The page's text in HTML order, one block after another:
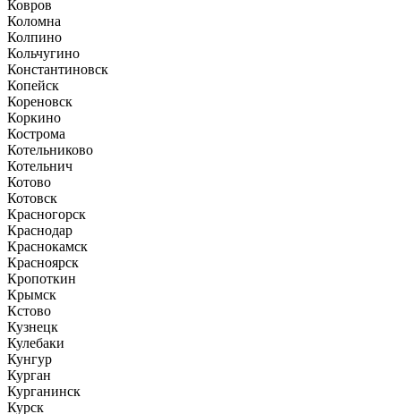
Ковров
Коломна
Колпино
Кольчугино
Константиновск
Копейск
Кореновск
Коркино
Кострома
Котельниково
Котельнич
Котово
Котовск
Красногорск
Краснодар
Краснокамск
Красноярск
Кропоткин
Крымск
Кстово
Кузнецк
Кулебаки
Кунгур
Курган
Курганинск
Курск